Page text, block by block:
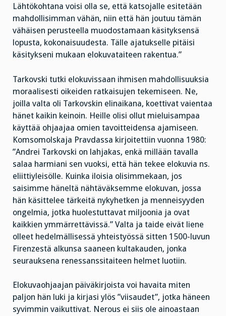
Lähtökohtana voisi olla se, että katsojalle esitetään
mahdollisimman vähän, niin että hän joutuu tämän
vähäisen perusteella muodostamaan käsityksensä
lopusta, kokonaisuudesta. Tälle ajatukselle pitäisi
käsitykseni mukaan elokuvataiteen rakentua.”
Tarkovski tutki elokuvissaan ihmisen mahdollisuuksia
moraalisesti oikeiden ratkaisujen tekemiseen. Ne,
joilla valta oli Tarkovskin elinaikana, koettivat vaientaa
hänet kaikin keinoin. Heille olisi ollut mieluisampaa
käyttää ohjaajaa omien tavoitteidensa ajamiseen.
Komsomolskaja Pravdassa kirjoitettiin vuonna 1980:
”Andrei Tarkovski on lahjakas, enkä millään tavalla
salaa harmiani sen vuoksi, että hän tekee elokuvia ns.
eliittiyleisölle. Kuinka iloisia olisimmekaan, jos
saisimme häneltä nähtäväksemme elokuvan, jossa
hän käsittelee tärkeitä nykyhetken ja menneisyyden
ongelmia, jotka huolestuttavat miljoonia ja ovat
kaikkien ymmärrettävissä.” Valta ja taide eivät liene
olleet hedelmällisessä yhteistyössä sitten 1500-luvun
Firenzestä alkunsa saaneen kultakauden, jonka
seurauksena renessanssitaiteen helmet luotiin.
Elokuvaohjaajan päiväkirjoista voi havaita miten
paljon hän luki ja kirjasi ylös ”viisaudet”, jotka häneen
syvimmin vaikuttivat. Nerous ei siis ole ainoastaan